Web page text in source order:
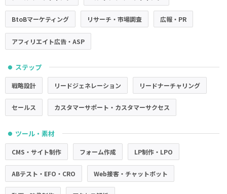
BtoBマーケティング リサーチ・市場調査 広報・PR
アフィリエイト広告・ASP
● ステップ
戦略設計 リードジェネレーション リードナーチャリング
セールス カスタマーサポート・カスタマーサクセス
● ツール・素材
CMS・サイト制作 フォーム作成 LP制作・LPO
ABテスト・EFO・CRO Web接客・チャットボット